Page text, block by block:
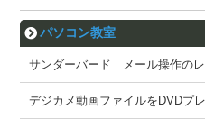
パソコン教室
サンダーバード メール操作の
デジカメ動画ファイルをDVDプ